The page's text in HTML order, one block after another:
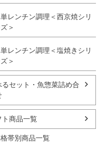
レンチン調理＜西京焼シリ
＞
レンチン調理＜塩焼きシリ
＞
るセット・魚惣菜詰め合
ト商品一覧
帯別商品一覧